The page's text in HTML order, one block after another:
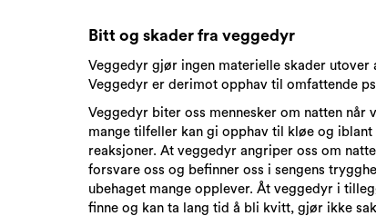
Bitt og skader fra veggedyr
Veggedyr gjør ingen materielle skader
Veggedyr er derimot opphav til omfattende
Veggedyr biter oss mennesker om natten når
mange tilfeller kan gi opphav til kløe og iblant
reaksjoner. At veggedyr angriper oss om
forsvare oss og befinner oss i sengens
ubehaget mange opplever. Åt veggedyr i
finne og kan ta lang tid å bli kvitt, gjør ikke